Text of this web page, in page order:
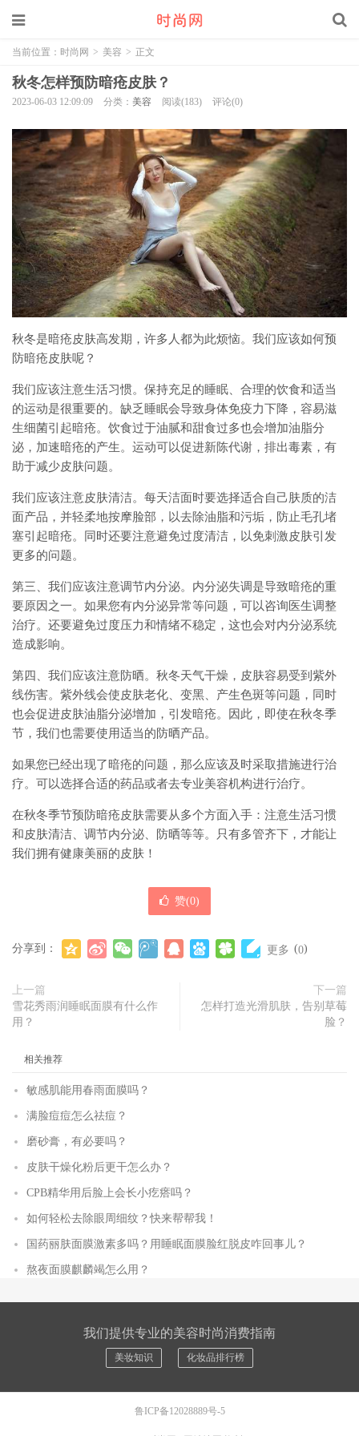
当前位置： 时尚网 > 美容 > 正文
秋冬怎样预防暗疮皮肤？
2023-06-03 12:09:09 分类： 美容 阅读(183) 评论(0)
秋冬是暗疮皮肤高发期，许多人都为此烦恼。我们应该如何预
防暗疮皮肤呢？
我们应该注意生活习惯。保持充足的睡眠、合理的饮食和适当
的运动是很重要的。缺乏睡眠会导致身体免疫力下降，容易滋
生细菌引起暗疮。饮食过于油腻和甜食过多也会增加油脂分
泌，加速暗疮的产生。运动可以促进新陈代谢，排出毒素，有
助于减少皮肤问题。
我们应该注意皮肤清洁。每天洁面时要选择适合自己肤质的洁
面产品，并轻柔地按摩脸部，以去除油脂和污垢，防止毛孔堵
塞引起暗疮。同时还要注意避免过度清洁，以免刺激皮肤引发
更多的问题。
第三、我们应该注意调节内分泌。内分泌失调是导致暗疮的重
要原因之一。如果您有内分泌异常等问题，可以咨询医生调整
治疗。还要避免过度压力和情绪不稳定，这也会对内分泌系统
造成影响。
第四、我们应该注意防晒。秋冬天气干燥，皮肤容易受到紫外
线伤害。紫外线会使皮肤老化、变黑、产生色斑等问题，同时
也会促进皮肤油脂分泌增加，引发暗疮。因此，即使在秋冬季
节，我们也需要使用适当的防晒产品。
如果您已经出现了暗疮的问题，那么应该及时采取措施进行治
疗。可以选择合适的药品或者去专业美容机构进行治疗。
在秋冬季节预防暗疮皮肤需要从多个方面入手：注意生活习惯
和皮肤清洁、调节内分泌、防晒等等。只有多管齐下，才能让
我们拥有健康美丽的皮肤！
赞(0)
分享到： 更多 (0)
上一篇
雪花秀雨润睡眠面膜有什么作
用？
下一篇
怎样打造光滑肌肤，告别草莓
脸？
相关推荐
敏感肌能用春雨面膜吗？
满脸痘痘怎么祛痘？
磨砂膏，有必要吗？
皮肤干燥化粉后更干怎么办？
CPB精华用后脸上会长小疙瘩吗？
如何轻松去除眼周细纹？快来帮帮我！
国药丽肤面膜激素多吗？用睡眠面膜脸红脱皮咋回事儿？
熬夜面膜麒麟竭怎么用？
我们提供专业的美容时尚消费指南
美妆知识 化妆品排行榜
鲁ICP备12028889号-5